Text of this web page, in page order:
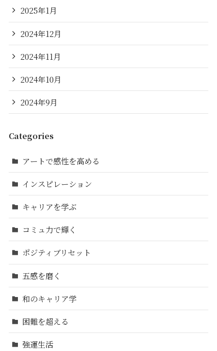
2025年1月
2024年12月
2024年11月
2024年10月
2024年9月
Categories
アートで感性を高める
インスピレーション
キャリアを学ぶ
コミュ力で輝く
ポジティブリセット
五感を磨く
和のキャリア学
困難を超える
強運生活